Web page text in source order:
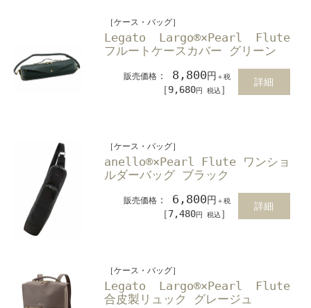
［ケース・バッグ］
Legato Largo®×Pearl Flute
フルートケースカバー グリーン
販売価格 ： 8,800円 ＋税
［9,680円 税込 ］
詳細
［ケース・バッグ］
anello®×Pearl Flute ワンショ
ルダーバッグ ブラック
販売価格 ： 6,800円 ＋税
［7,480円 税込 ］
詳細
［ケース・バッグ］
Legato Largo®×Pearl Flute
合皮製リュック グレージュ